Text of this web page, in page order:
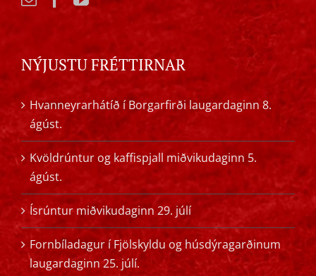
NÝJUSTU FRÉTTIRNAR
Hvanneyrarhátíð í Borgarfirði laugardaginn 8.
ágúst.
Kvöldrúntur og kaffispjall miðvikudaginn 5.
ágúst.
Ísrúntur miðvikudaginn 29. júlí
Fornbíladagur í Fjölskyldu og húsdýragarðinum
laugardaginn 25. júlí.